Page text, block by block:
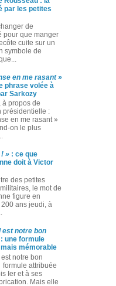
par les petites
de
pour que manger
cuite sur un
symbole de
en me rasant »
phrase volée à
Sarkozy
à propos de
présidentielle :
en me rasant »
on le plus
»: ce que
doit à Victor
des petites
le mot de
figure en
ans jeudi, à
est notre bon
une formule
mémorable
notre bon
attribuée
Ier et à ses
Mais elle